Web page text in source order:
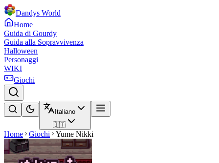
Dandys World
Home
Guida di Gourdy
Guida alla Sopravvivenza
Halloween
Personaggi
WIKI
Giochi
Italiano
🇮🇹
Home Giochi Yume Nikki